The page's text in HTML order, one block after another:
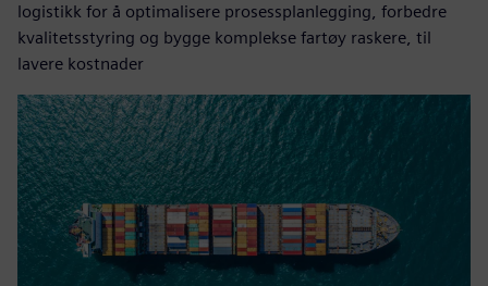
logistikk for å optimalisere prosessplanlegging, forbedre
kvalitetsstyring og bygge komplekse fartøy raskere, til
lavere kostnader